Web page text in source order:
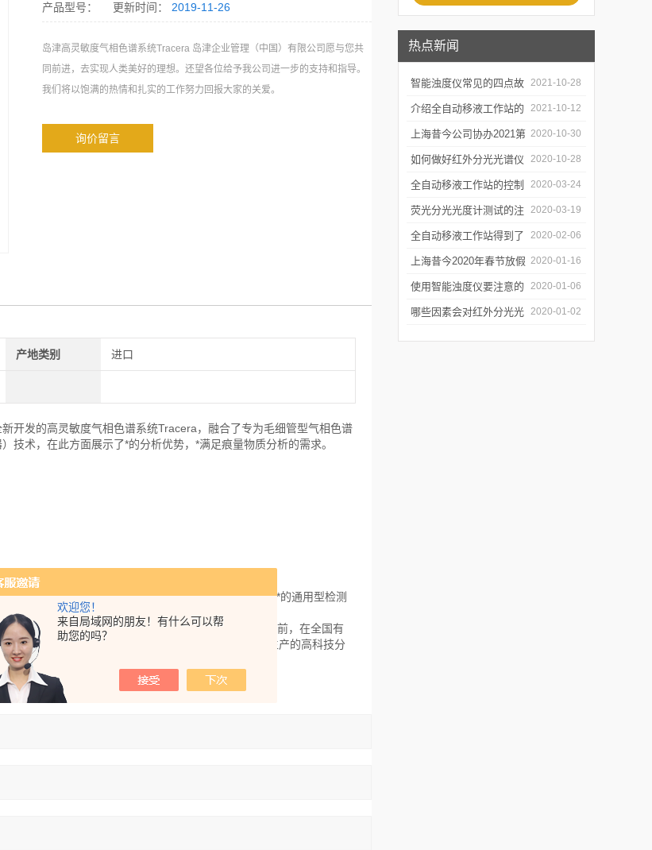
欢迎您！
来自局域网的朋友！有什么可以帮
助您的吗？
热点新闻
智能浊度仪常见的四点故
障
2021-10-28
介绍全自动移液工作站的
三种移液方式
2021-10-12
上海昔今公司协办2021第
二届上海沪助科研圈发展
年会
2020-10-30
如何做好红外分光光谱仪
的防潮工作
2020-10-28
全自动移液工作站的控制
软件有哪些特点
2020-03-24
荧光分光光度计测试的注
意事项有哪些
2020-03-19
全自动移液工作站得到了
广泛的应用
2020-02-06
上海昔今2020年春节放假
通知
2020-01-16
使用智能浊度仪要注意的
几个要点
2020-01-06
哪些因素会对红外分光光 2020-01-02
产品型号： 更新时间： 2019-11-26
岛津高灵敏度气相色谱系统Tracera 岛津企业管理（中国）有限公司愿与您共
同前进，去实现人类美好的理想。还望各位给予我公司进一步的支持和指导。
我们将以饱满的热情和扎实的工作努力回报大家的关爱。
询价留言
产地类别 进口
开发的高灵敏度气相色谱系统Tracera，融合了专为毛细管型气相色谱
术，在此方面展示了*的分析优势，*满足痕量物质分析的需求。
生的氦等离子体进行电离（离子化），是一种灵敏度*的通用型检测
17.7eV）的氦等离子体。
以来的创业理念，成立至今已取得了巨大的发展。目前，在全国有
国国内的业务，满足顾客对于岛津公司及其附属公司生产的高科技分
及时地提供优质的服务。